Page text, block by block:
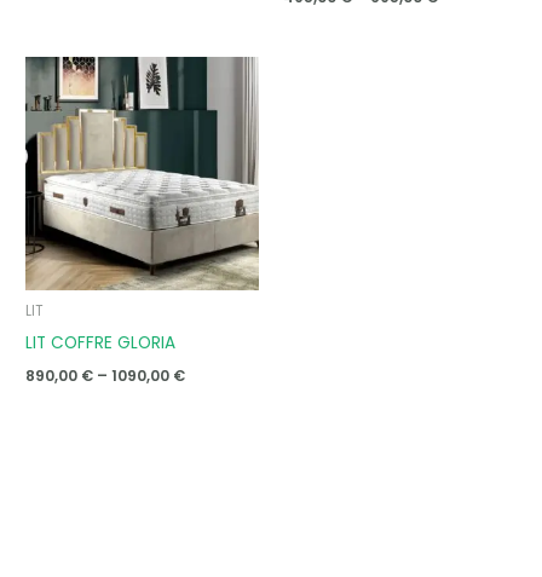
LIT
LIT COFFRE GLORIA
890,00 € – 1090,00 €
890,00 €
through